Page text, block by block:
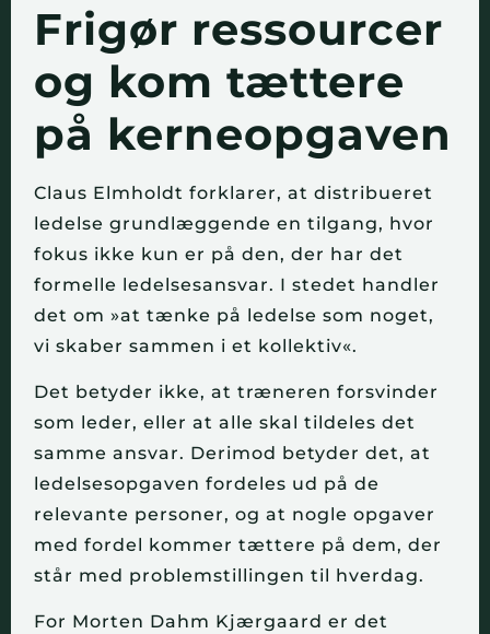
Frigør ressourcer
og kom tættere
på kerneopgaven
Claus Elmholdt forklarer, at distribueret
ledelse grundlæggende en tilgang, hvor
fokus ikke kun er på den, der har det
formelle ledelsesansvar. I stedet handler
det om »at tænke på ledelse som noget,
vi skaber sammen i et kollektiv«.
Det betyder ikke, at træneren forsvinder
som leder, eller at alle skal tildeles det
samme ansvar. Derimod betyder det, at
ledelsesopgaven fordeles ud på de
relevante personer, og at nogle opgaver
med fordel kommer tættere på dem, der
står med problemstillingen til hverdag.
For Morten Dahm Kjærgaard er det